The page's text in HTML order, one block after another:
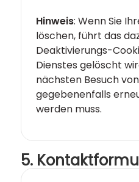
Hinweis: Wenn Sie
löschen, führt das
Deaktivierungs-
Dienstes gelöscht
nächsten Besuch
gegebenenfalls
werden muss.
5.